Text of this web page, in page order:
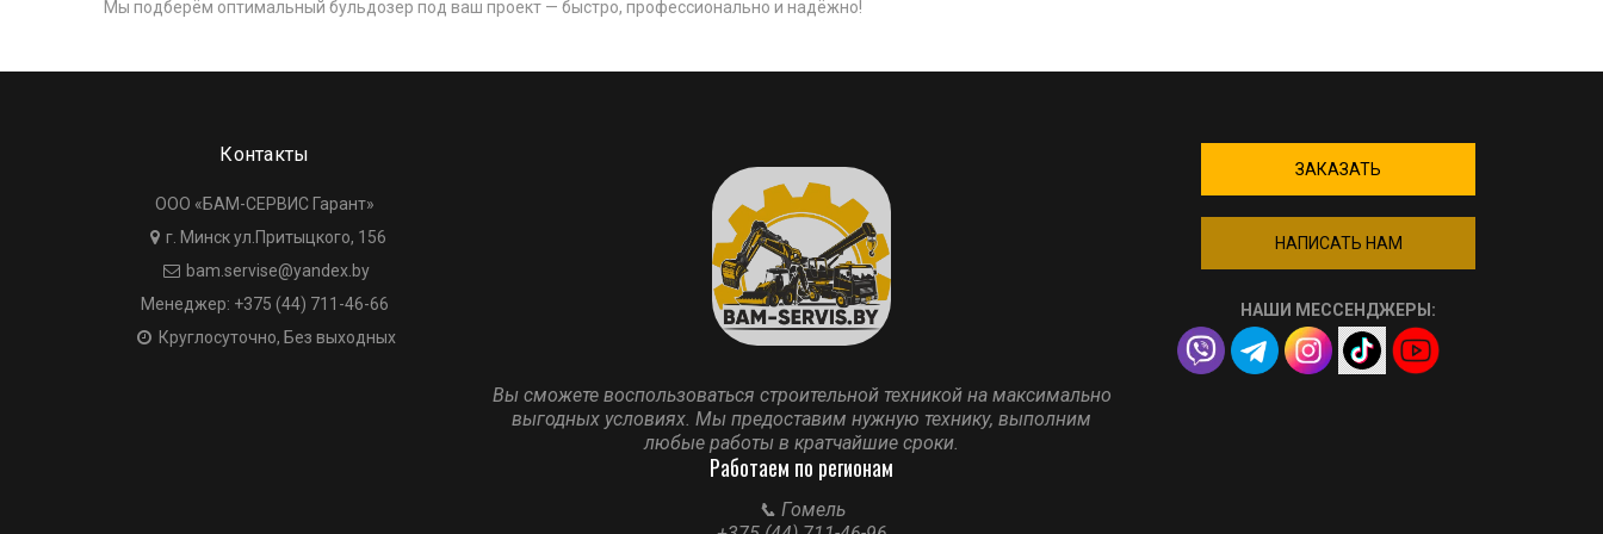
Мы подберём оптимальный бульдозер под ваш проект — быстро, профессионально и надёжно!
Контакты
ООО «БАМ-СЕРВИС Гарант»
г. Минск ул.Притыцкого, 156
bam.servise@yandex.by
Менеджер: +375 (44) 711-46-66
Круглосуточно, Без выходных
Вы сможете воспользоваться строительной техникой на максимально
выгодных условиях. Мы предоставим нужную технику, выполним
любые работы в кратчайшие сроки.
Работаем по регионам
📞 Гомель
ЗАКАЗАТЬ
НАПИСАТЬ НАМ
НАШИ МЕССЕНДЖЕРЫ: